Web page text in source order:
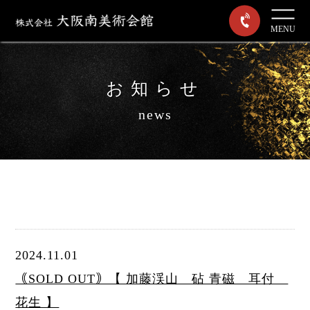
MENU
お知らせ
news
2024.11.01
｟SOLD OUT｠【 加藤渓山 砧 青磁 耳付
花生 】